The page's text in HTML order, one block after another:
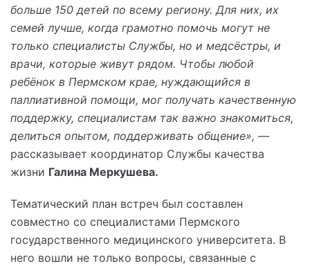
больше 150 детей по всему региону. Для них, их
семей лучше, когда грамотно помочь могут не
только специалисты Службы, но и медсёстры, и
врачи, которые живут рядом. Чтобы любой
ребёнок в Пермском крае, нуждающийся в
паллиативной помощи, мог получать качественную
поддержку, специалистам так важно знакомиться,
делиться опытом, поддерживать общение», —
рассказывает координатор Службы качества
жизни Галина Меркушева.
Тематический план встреч был составлен
совместно со специалистами Пермского
государственного медицинского университета. В
него вошли не только вопросы, связанные с